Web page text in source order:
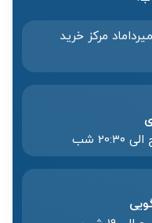
مرکز خرید‌